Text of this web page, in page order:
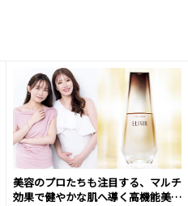
美容のプロたちも注目する、マルチ
効果で健やかな肌へ導く高機能美容